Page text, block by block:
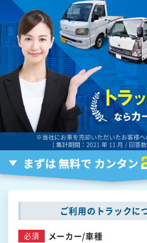
ご利用のトラックに
必須 メーカー/車種